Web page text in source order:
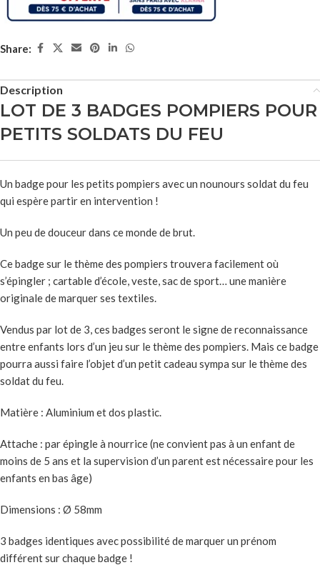
Share:
Description
LOT DE 3 BADGES POMPIERS POUR
PETITS SOLDATS DU FEU
Un badge pour les petits pompiers avec un nounours soldat du feu
qui espère partir en intervention !
Un peu de douceur dans ce monde de brut.
Ce badge sur le thème des pompiers trouvera facilement où
s’épingler ; cartable d’école, veste, sac de sport… une manière
originale de marquer ses textiles.
Vendus par lot de 3, ces badges seront le signe de reconnaissance
entre enfants lors d’un jeu sur le thème des pompiers. Mais ce badge
pourra aussi faire l’objet d’un petit cadeau sympa sur le thème des
soldat du feu.
Matière : Aluminium et dos plastic.
Attache : par épingle à nourrice (ne convient pas à un enfant de
moins de 5 ans et la supervision d’un parent est nécessaire pour les
enfants en bas âge)
Dimensions : Ø 58mm
3 badges identiques avec possibilité de marquer un prénom
différent sur chaque badge !